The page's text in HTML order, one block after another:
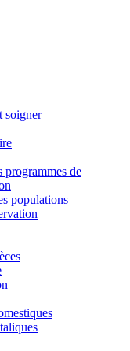
soigner
programmes de
populations